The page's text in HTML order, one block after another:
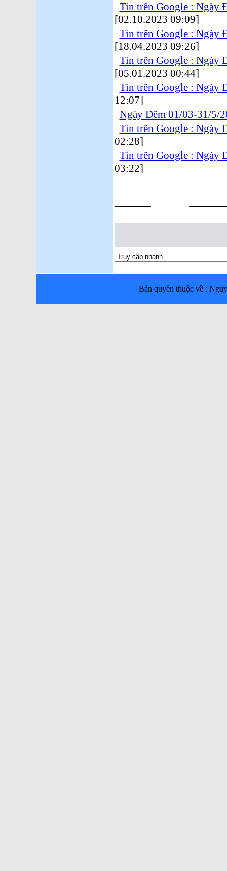
Tin trên Google : Ngày
[02.10.2023 09:09]
Tin trên Google : Ngày
[18.04.2023 09:26]
Tin trên Google : Ngày
[05.01.2023 00:44]
Tin trên Google : Ngày
12:07]
Ngày Đêm 01/03-31/5/
Tin trên Google : Ngày
02:28]
Tin trên Google : Ngày
03:22]
Bản quyền thuộc về :